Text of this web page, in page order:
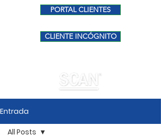
PORTAL CLIENTES
CLIENTE INCÓGNITO
Entrada
All Posts